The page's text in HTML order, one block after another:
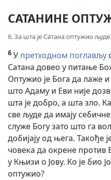
САТАНИНЕ
6. За шта је Сатана оптужио
6 У претходном поглављу
Сатана довео у питање
Оптужио је Бога да лаже
што Адаму и Еви није
шта је добро, а шта зло.
све људе да имају
служе Богу зато што га
добијају од њега. Такође
човека да окрене против
у Књизи о Јову. Ко је био
оптужио?